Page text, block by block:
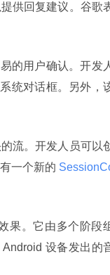
供回复建议。谷歌
的用户确认。开发
统对话框。另外，
流。开发人员可以
一个新的
果。它由多个阶段
设备发出的